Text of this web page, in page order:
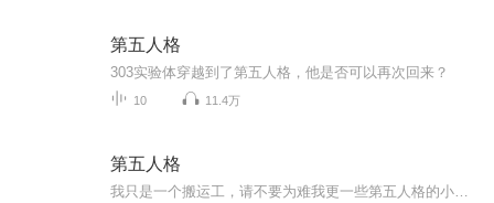
第五人格
303实验体穿越到了第五人格，他是否可以再次回来？
10 11.4万
第五人格